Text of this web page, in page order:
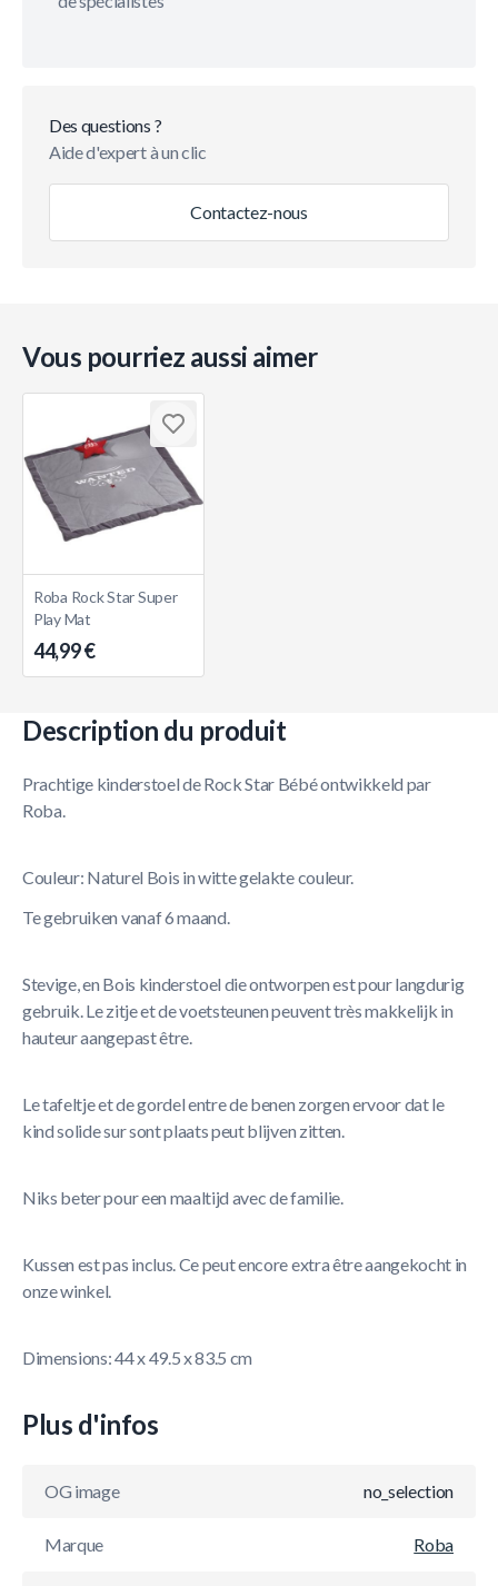
Des questions ?
Aide d'expert à un clic
Contactez-nous
Vous pourriez aussi aimer
Roba Rock Star Super
Play Mat
44,99 €
Description du produit
Prachtige kinderstoel de Rock Star Bébé ontwikkeld par
Roba.
Couleur: Naturel Bois in witte gelakte couleur.
Te gebruiken vanaf 6 maand.
Stevige, en Bois kinderstoel die ontworpen est pour langdurig
gebruik. Le zitje et de voetsteunen peuvent très makkelijk in
hauteur aangepast être.
Le tafeltje et de gordel entre de benen zorgen ervoor dat le
kind solide sur sont plaats peut blijven zitten.
Niks beter pour een maaltijd avec de familie.
Kussen est pas inclus. Ce peut encore extra être aangekocht in
onze winkel.
Dimensions: 44 x 49.5 x 83.5 cm
Plus d'infos
OG image no_selection
Marque Roba